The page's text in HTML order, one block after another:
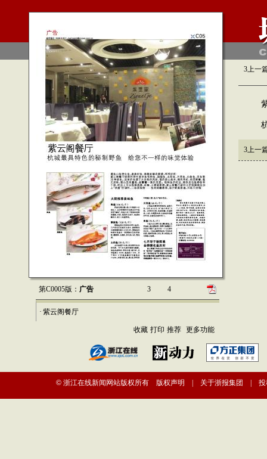
第C0005版： 广告 3 4
· 紫云阁餐厅
收藏 打印 推荐 更多功能
3上一
紫
杭
3上一